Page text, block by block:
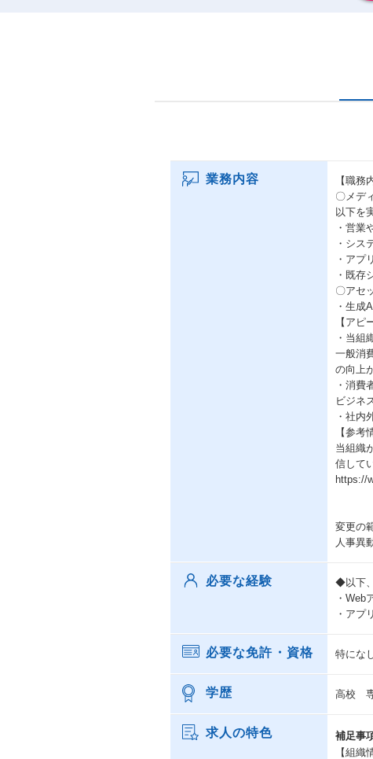
業務内容
【職務
〇メデ
以下を
・営業
・シス
・アプ
・既存
〇アセ
・生成
【アピ
・当組
一般消
の向上
・消費
ビジネ
・社内
【参考
当組織
信して
https://
変更の
人事異
必要な経験
◆以下
・Web
・アプ
必要な免許・資格 特にな
学歴 高校
求人の特色
補足事
【組織